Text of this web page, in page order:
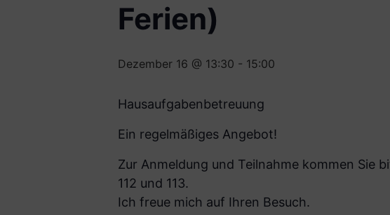
Ferien)
Dezember 16 @ 13:30 - 15:00
Hausaufgabenbetreuung
Ein regelmäßiges Angebot!
Zur Anmeldung und Teilnahme kommen Sie
112 und 113.
Ich freue mich auf Ihren Besuch.